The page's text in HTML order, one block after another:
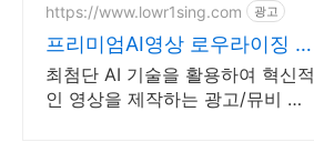
https://www.lowr1sing.com 광고
프리미엄AI영상 로우라이징 AI
영상 + CG가능한 업체
최첨단 AI 기술을 활용하여 혁신적
인 영상을 제작하는 광고/뮤비 프